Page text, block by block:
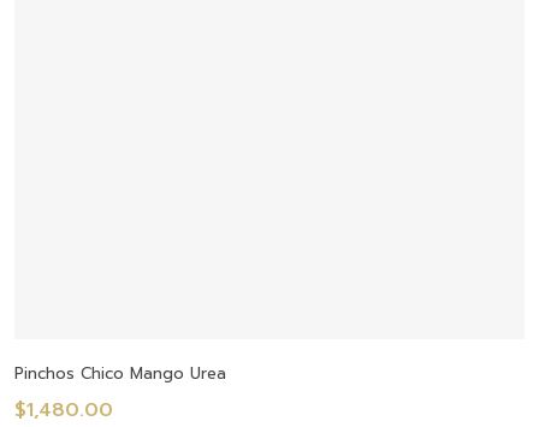
Pinchos Chico Mango Urea
$1,480.00